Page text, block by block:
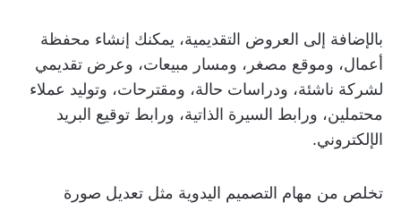
بالإضافة إلى العروض التقديمية، يمكنك إنشاء محفظة
أعمال، وموقع مصغر، ومسار مبيعات، وعرض تقديمي
لشركة ناشئة، ودراسات حالة، ومقترحات، وتوليد عملاء
محتملين، ورابط السيرة الذاتية، ورابط توقيع البريد
الإلكتروني.
تخلص من مهام التصميم اليدوية مثل تعديل صورة